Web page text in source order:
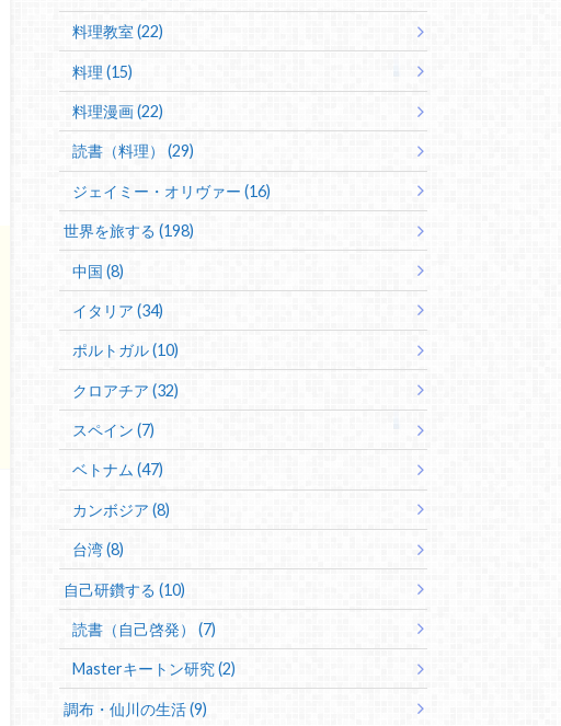
料理教室 (22)
料理 (15)
料理漫画 (22)
読書（料理） (29)
ジェイミー・オリヴァー (16)
世界を旅する (198)
中国 (8)
イタリア (34)
ポルトガル (10)
クロアチア (32)
スペイン (7)
ベトナム (47)
カンボジア (8)
台湾 (8)
自己研鑽する (10)
読書（自己啓発） (7)
Masterキートン研究 (2)
調布・仙川の生活 (9)